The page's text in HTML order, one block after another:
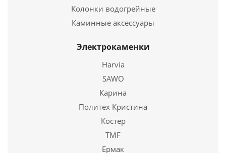
Электропечь для сауны Кристина Tandem Soft
Steam 20кВ с испарителемт
89 400руб.
Колонки водогрейные
Каминные аксессуары
Электрокаменки
Harvia
SAWO
Карина
Политех Кристина
Костёр
TMF
Ермак